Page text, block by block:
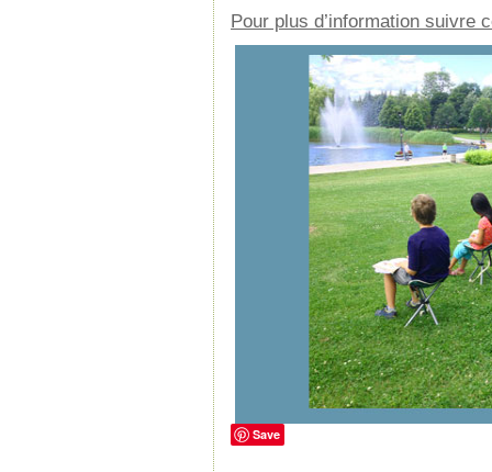
Pour plus d’information suivre
Save